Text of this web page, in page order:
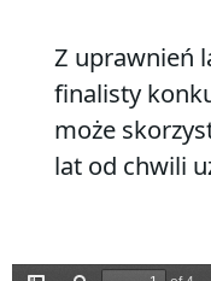
Z uprawnień
finalisty
może
lat od chwili